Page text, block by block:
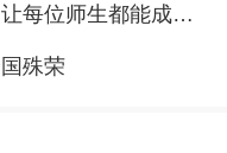
上海大学教育数字化转型：让每位师生都能成为参与者
殊荣